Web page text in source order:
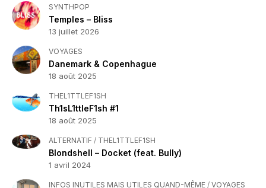
SYNTHPOP
Temples – Bliss
13 juillet 2026
VOYAGES
Danemark & Copenhague
18 août 2025
THEL1TTLEF1SH
Th1sL1ttleF1sh #1
18 août 2025
ALTERNATIF / THEL1TTLEF1SH
Blondshell – Docket (feat. Bully)
1 avril 2024
INFOS INUTILES MAIS UTILES QUAND-MÊME / VOYAGES